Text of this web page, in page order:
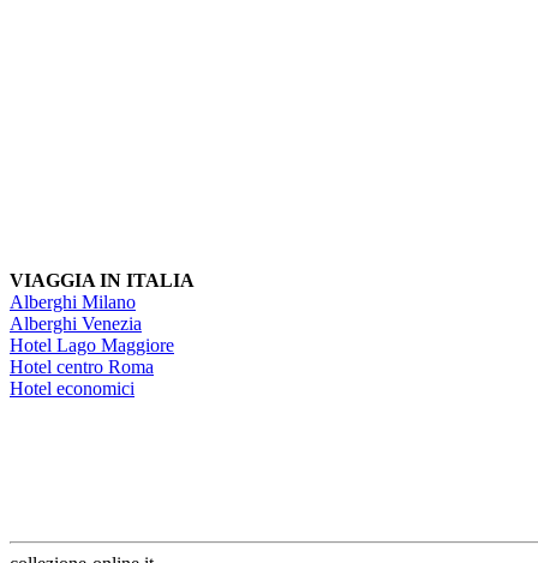
VIAGGIA IN ITALIA
Alberghi Milano
Alberghi Venezia
Hotel Lago Maggiore
Hotel centro Roma
Hotel economici